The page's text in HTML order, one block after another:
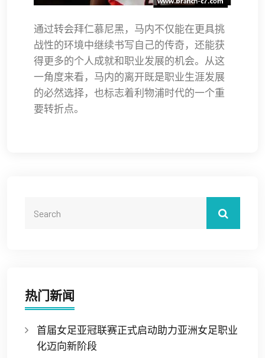
通过转会拜仁慕尼黑，马内不仅能在更具挑
战性的环境中继续书写自己的传奇，还能获
得更多的个人成就和职业发展的机会。从这
一角度来看，马内的离开既是职业生涯发展
的必然选择，也标志着利物浦时代的一个重
要转折点。
热门新闻
首届女足亚冠联赛正式启动助力亚洲女足职业
化迈向新阶段